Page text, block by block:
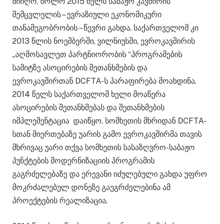
შემცვლელის – ევრაზიული ეკონომიკური
თანამეგობრობის – წევრი გახდა. საქართველომ კი
2013 წლის ნოემბერში, ვილნიუსში, ევროკავშირის
„აღმოსავლეთ პარტნიორობის “პროგრამების
სამიტზე ასოცირების შეთანხმების და
ევროკავშირთან DCFTA-ს პარაფირება მოახდინა.
2014 წელს საქართველომ ხელი მოაწერა
ასოცირების შეთანხმებას და შეთანხმების
იმპლემენტაცია დაიწყო. სომხეთის მხრიდან DCFTA-
სთან მიერთებაზე უარის გამო ევროკავშირმა თავის
მხრივაც უარი თქვა სომხეთის სასაზღვრო-საბაჟო
პუნქტების მოდერნიზაციის პროგრამის
გაგრძელებაზე და ერევანი იძულებული გახდა უფრო
მოკრძალებულ დონეზე გაეგრძელებინა ამ
პროექტების რეალიზაცია.